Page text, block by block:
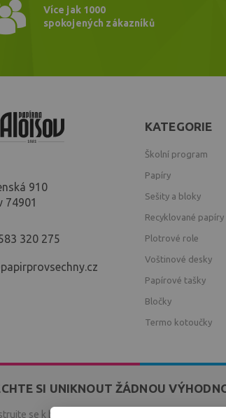
Více jak 1000
spokojených zákazníků
910
74901
320 275
KATEGORIE
Školní program
Papíry
Sešity a bloky
Recyklované papíry
Plotrové role
Voštinové desky
Papírové tašky
Bločky
Termo kotoučky
SI UNIKNOUT ŽÁDNOU
se k bezplatnému zasílání novinek a akcí z